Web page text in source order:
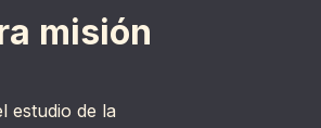
misión
estudio de la